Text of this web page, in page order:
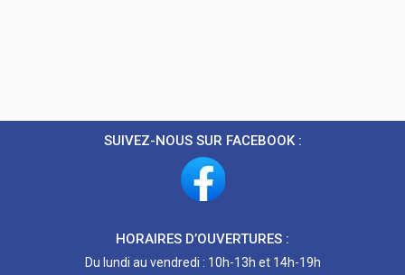
SUIVEZ-NOUS SUR FACEBOOK :
HORAIRES D’OUVERTURES :
Du lundi au vendredi : 10h-13h et 14h-19h